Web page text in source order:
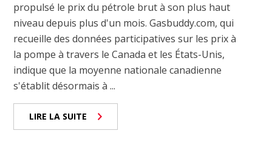
propulsé le prix du pétrole brut à son plus haut
niveau depuis plus d'un mois. Gasbuddy.com, qui
recueille des données participatives sur les prix à
la pompe à travers le Canada et les États-Unis,
indique que la moyenne nationale canadienne
s'établit désormais à ...
LIRE LA SUITE